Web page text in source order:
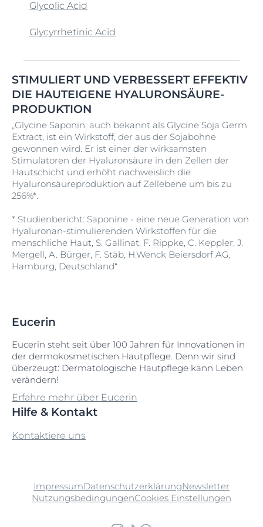
Arginine
Arginine HCL
Glycolic Acid
Glycyrrhetinic Acid
Histidine HCl
Hyaluronsäure
Hydrogenated Coconut Acid
Hydrogenated Rapeseed Oil
Hydroxy Complex
Hydroxyacetophenone
Hydroxypropyl Guar
Isoamyl Laurate
Isobutylamido Thiazolyl Resorcinol
Isobutylamido Thiazolyl Resorcinol
Isostearyl Sebacate & Cl 77163
Kollagen-Elastin-Komplex
Kreatin
Lactic Acid
Laktat
Lanolin Alcohol (Eucerit®)
L-Carnitine
Lichtreflektierende Pigmente
Licochalcone A (Süßholzwurzel-Extrakt)
Lysine HCl
Magnolol
Maltodextrin
Mariendistelöl
Mattierende Partikel
Menthoxypropanediol
Methyl Benzoate
Methylpropanediol
Mikropartikel
Mikropigmente
MPD
MPD
Nachtkerzenöl
Natürliche Feuchthaltefaktoren (NMF)
Natürliches Öl
Niacinamide
NMFs
Olea Europaea Fruit Oil
Oligopeptide
Panax Ginseng Root Extract
Panthenol
Pantolactone
PCA
pH Balance System
PHA
Phytosphingosine
Piroctone Olamine
Polidocanol
Polyglyceryl-6 Behenate
Polyglyceryl-6 Stearate
Provitamin B
Provitamin B5
Q10
Salicylsäure
Sheabutter
Silica
Sodium Coco-Sulfate
Sodium Metabisulfite
Sodium Phosphate
Succinoglycan
SymSitive®
Synthetic Fluorphlogopite
Tetramethyl Acetyloctahydronaphthalenes
Thiamidol
Tin Oxide
TopiC.A
Traubenkernöl
Trisodium Ethylenediamine Disuccinate
Urea
Vegetable Oil
Vitamin C
Vitamin E
Zea Mays Oil
Zinc Oxide (nano)
Zink PCA
STIMULIERT UND VERBESSERT EFFEKTIV
DIE HAUTEIGENE HYALURONSÄURE-
PRODUKTION
„Glycine Saponin, auch bekannt als Glycine Soja Germ
Extract, ist ein Wirkstoff, der aus der Sojabohne
gewonnen wird. Er ist einer der wirksamsten
Stimulatoren der Hyaluronsäure in den Zellen der
Hautschicht und erhöht nachweislich die
Hyaluronsäureproduktion auf Zellebene um bis zu
256%*.
* Studienbericht: Saponine - eine neue Generation von
Hyaluronan-stimulierenden Wirkstoffen für die
menschliche Haut, S. Gallinat, F. Rippke, C. Keppler, J.
Mergell, A. Bürger, F. Stäb, H.Wenck Beiersdorf AG,
Hamburg, Deutschland“
Eucerin
Eucerin steht seit über 100 Jahren für Innovationen in
der dermokosmetischen Hautpflege. Denn wir sind
überzeugt: Dermatologische Hautpflege kann Leben
verändern!
Erfahre mehr über Eucerin
Hilfe & Kontakt
Kontaktiere uns
ImpressumDatenschutzerklärungNewsletter
NutzungsbedingungenCookies Einstellungen